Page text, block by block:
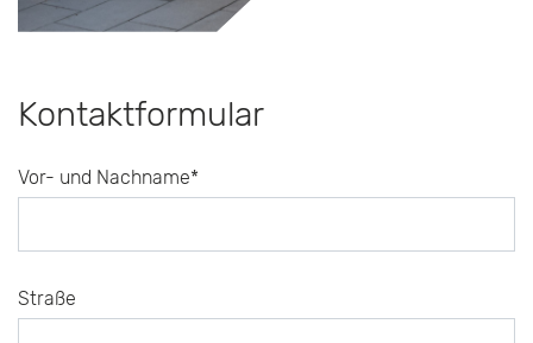
Kontaktformular
Vor- und Nachname*
Straße